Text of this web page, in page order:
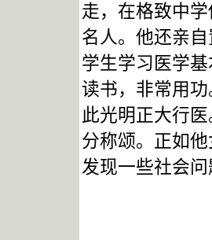
走，在格致中
名人。他还亲
学生学习医学
读书，非常用
此光明正大行
分称颂。正如
发现一些社会